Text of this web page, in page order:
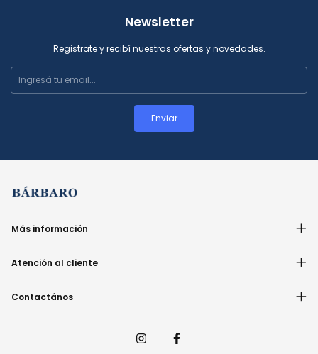
Newsletter
Registrate y recibí nuestras ofertas y novedades.
Más información
Atención al cliente
Contactános